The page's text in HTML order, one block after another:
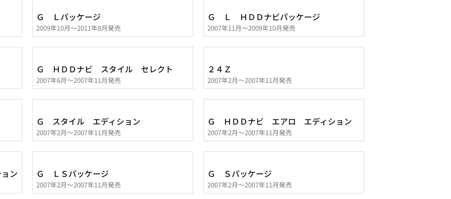
Ｇ Ｌパッケージ
2009年10月～2011年8月発売
Ｇ Ｌ ＨＤＤナビパッケージ
2007年11月～2009年10月発売
Ｇ ＨＤＤナビ スタイル セレクト
2007年6月～2007年11月発売
２４Ｚ
2007年2月～2007年11月発売
Ｇ スタイル エディション
2007年2月～2007年11月発売
Ｇ ＨＤＤナビ エアロ エディション
2007年2月～2007年11月発売
ン Ｇ ＬＳパッケージ
2007年2月～2007年11月発売
Ｇ Ｓパッケージ
2007年2月～2007年11月発売